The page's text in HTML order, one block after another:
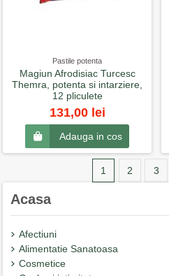
Pastile potenta
Magiun Afrodisiac Turcesc
Themra, potenta si intarziere,
12 pliculete
131,00 lei
Adauga in cos
1 2 3
Acasa
Afectiuni
Alimentatie Sanatoasa
Cosmetice